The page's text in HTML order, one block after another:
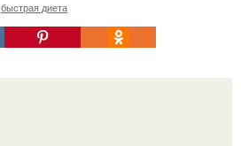
быстрая диета